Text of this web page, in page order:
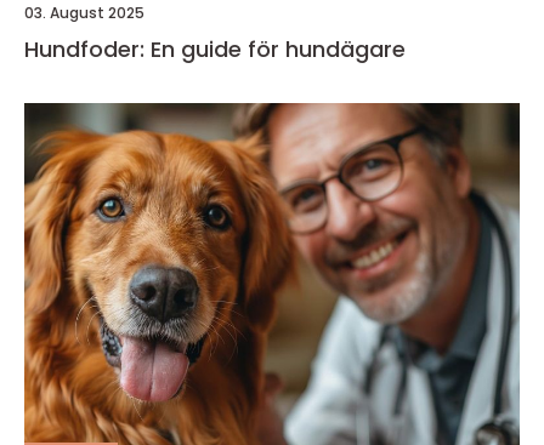
03. August 2025
Hundfoder: En guide för hundägare